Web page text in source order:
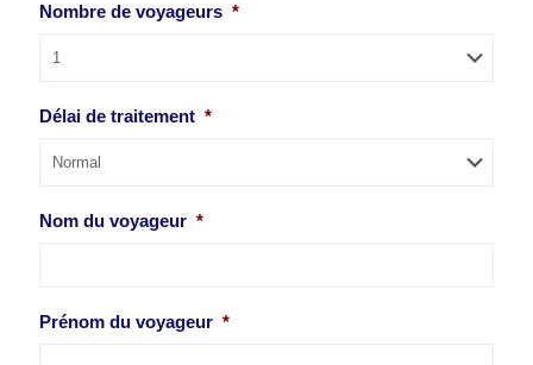
slash
slash
Nombre de voyageurs *
Délai de traitement *
Nom du voyageur *
Prénom du voyageur *